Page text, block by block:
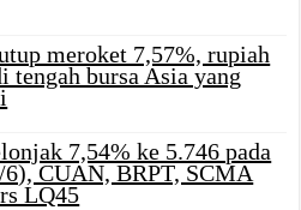
meroket 7,57%, rupiah
tengah bursa Asia yang
7,54% ke 5.746 pada
6), CUAN, BRPT, SCMA
LQ45